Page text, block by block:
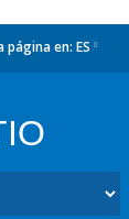
página en: ES